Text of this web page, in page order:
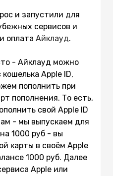
и запустили для
сервисов и
оплата Айклауд.
- Айклауд можно
Apple ID,
пополнить при
пополнения. То есть,
свой Apple ID
- мы выпускаем для
1000 руб - вы
карты в своём Apple
1000 руб. Далее
Apple или